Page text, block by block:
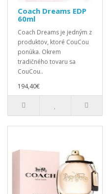
Coach Dreams EDP
60ml
Coach Dreams je jedným z
produktov, ktoré CouCou
ponúka. Okrem
tradičného tovaru sa
CouCou..
194,40€